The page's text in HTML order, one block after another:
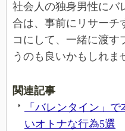
社会人の独身男性にバ
合は、事前にリサーチ
コにして、一緒に渡す
うのも良いかもしれま
関連記事
「バレンタイン」
いオトナな行為5選